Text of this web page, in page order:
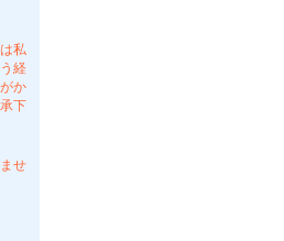
私
経
か
下
せ